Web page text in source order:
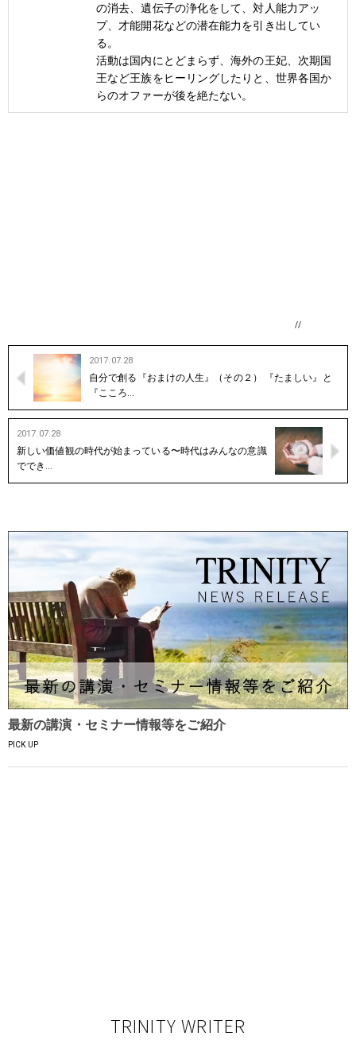
の消去、遺伝子の浄化をして、対人能力アッ
プ、才能開花などの潜在能力を引き出してい
る。
活動は国内にとどまらず、海外の王妃、次期国
王など王族をヒーリングしたりと、世界各国か
らのオファーが後を絶たない。
//
2017.07.28
自分で創る『おまけの人生』（その２） 『たましい』と
『こころ…
2017.07.28
新しい価値観の時代が始まっている〜時代はみんなの意識
ででき…
最新の講演・セミナー情報等をご紹介
PICK UP
TRINITY WRITER